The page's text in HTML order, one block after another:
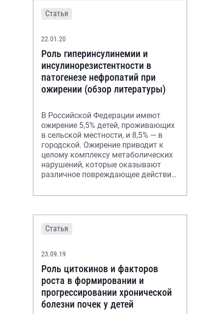
Статья
22.01.20
Роль гиперинсулинемии и
инсулинорезистентности в
патогенезе нефропатий при
ожирении (обзор литературы)
В Российской Федерации имеют
ожирение 5,5% детей, проживающих
в сельской местности, и 8,5% — в
городской. Ожирение приводит к
целому комплексу метаболических
нарушений, которые оказывают
различное повреждающее действие
пок
Статья
23.09.19
Роль цитокинов и факторов
роста в формировании и
прогрессировании хронической
болезни почек у детей